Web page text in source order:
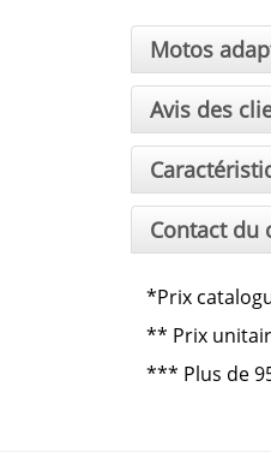
Motos
Avis des
Contact du
*Prix
** Prix
*** Plus de